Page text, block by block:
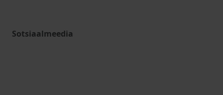
Sotsiaalmeedia